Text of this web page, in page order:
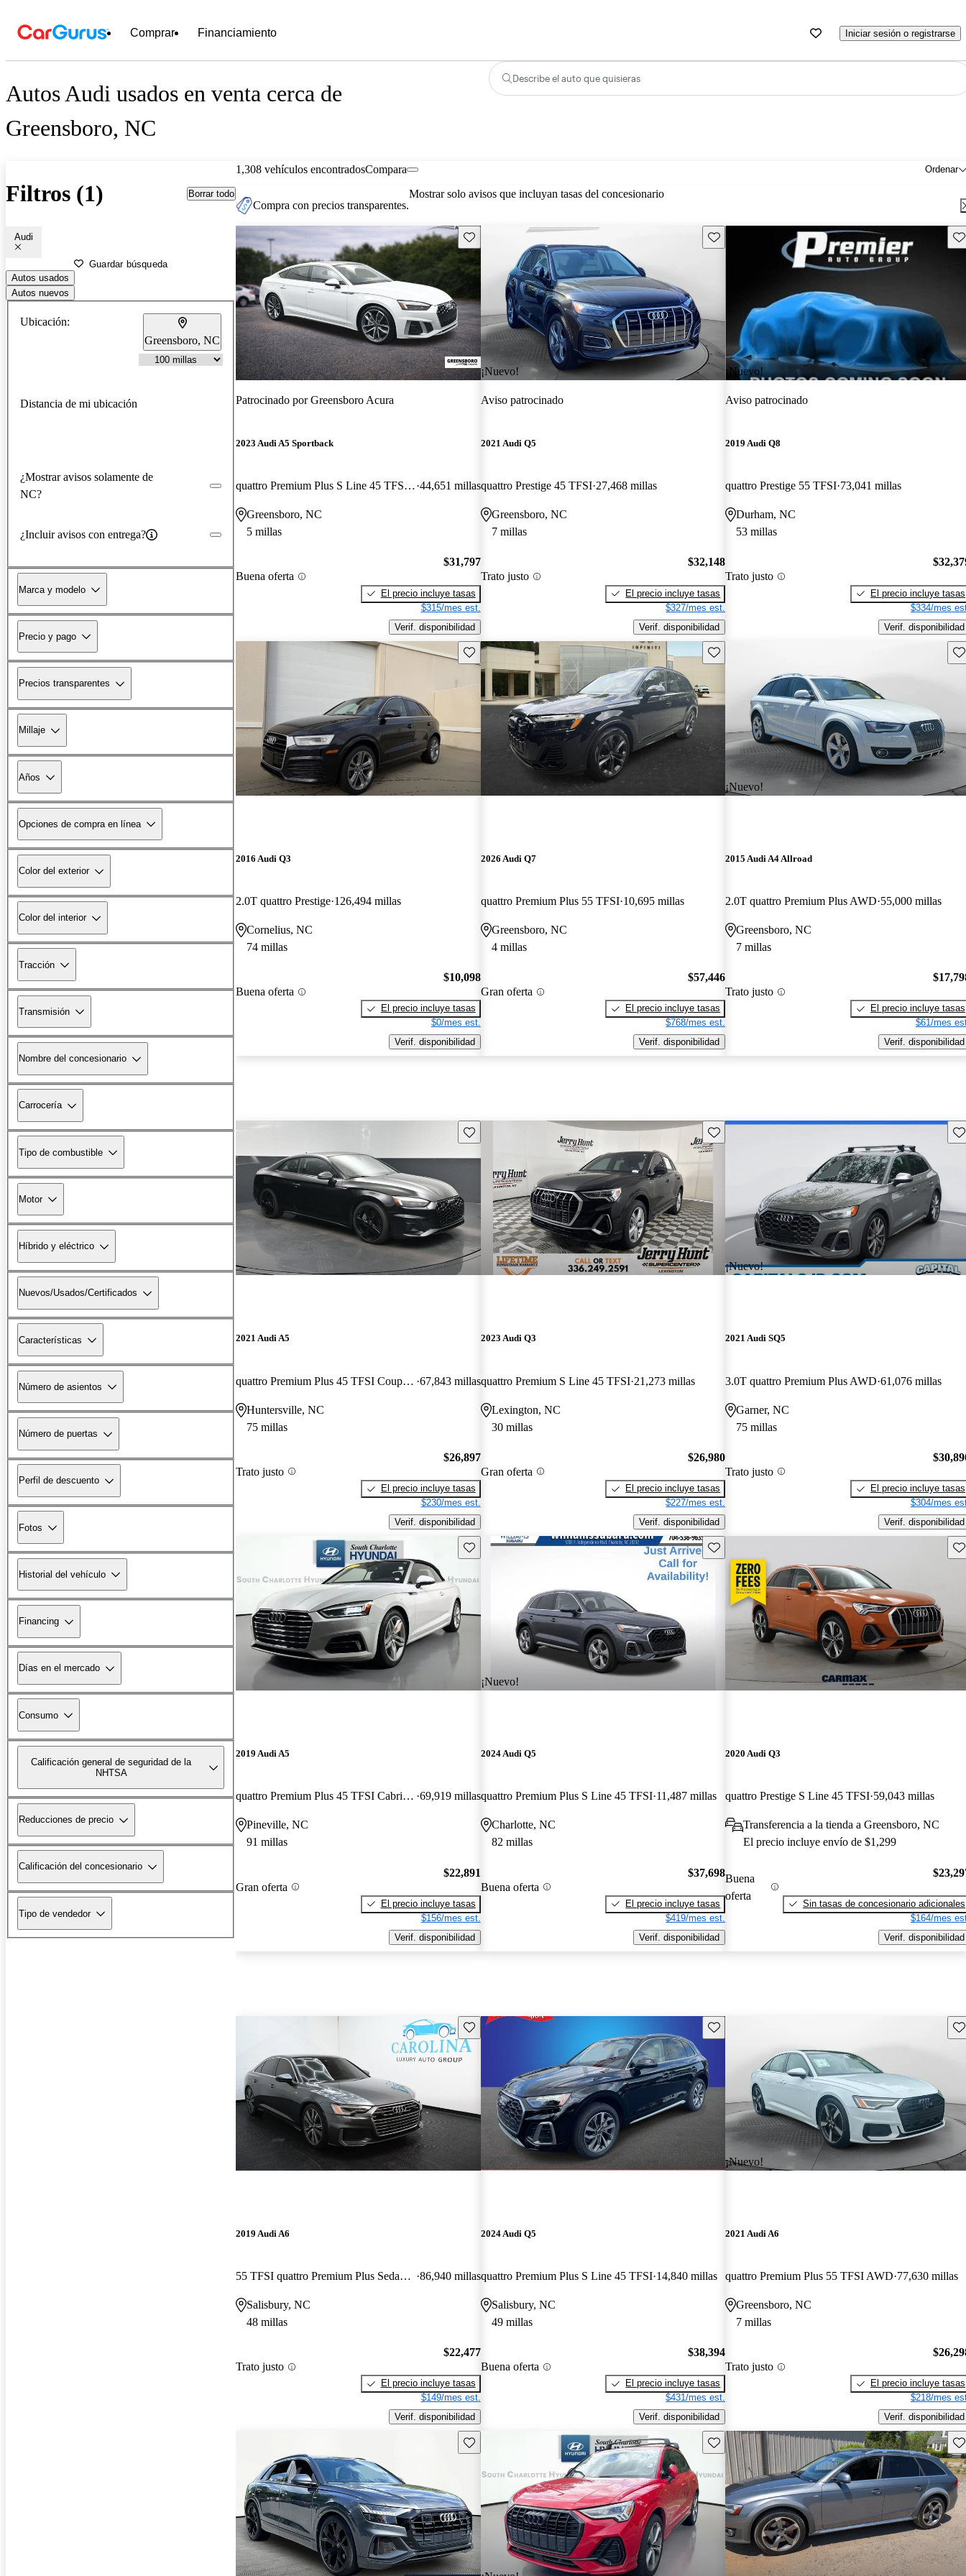
Comprar Financiamiento Iniciar sesión o registrarse
Autos Audi usados en venta cerca de
Greensboro, NC
Describe el auto que quisieras
Filtros (1) Borrar todo
Audi
Guardar búsqueda
Autos usados
Autos nuevos
Ubicación:
Greensboro, NC
Distancia de mi ubicación
¿Mostrar avisos solamente de
NC?
¿Incluir avisos con entrega?
Marca y modelo
Precio y pago
Precios transparentes
Millaje
Años
Opciones de compra en línea
Color del exterior
Color del interior
Tracción
Transmisión
Nombre del concesionario
Carrocería
Tipo de combustible
Motor
Híbrido y eléctrico
Nuevos/Usados/Certificados
Características
Número de asientos
Número de puertas
Perfil de descuento
Fotos
Historial del vehículo
Financing
Días en el mercado
Consumo
Calificación general de seguridad de la
NHTSA
Reducciones de precio
Calificación del concesionario
Tipo de vendedor
1,308 vehículos encontrados Ordenar
Compara
Compra con precios transparentes.
Mostrar solo avisos que incluyan tasas del concesionario
Guarda este Aviso
Patrocinado porGreensboro Acura
2023 Audi A5 Sportback
quattro Premium Plus S Line 45 TFSI AWD 44,651 millas
Greensboro, NC
5 millas
Buena oferta
$31,797
El precio incluye tasas
$315/mes est.
Verif. disponibilidad
¡Nuevo!
Guarda este Aviso
Aviso patrocinado
2021 Audi Q5
quattro Prestige 45 TFSI 27,468 millas
Greensboro, NC
7 millas
Trato justo
$32,148
El precio incluye tasas
$327/mes est.
Verif. disponibilidad
¡Nuevo!
Aviso patrocinado
2019 Audi Q8
quattro Prestige 55 TFSI 73,041 millas
Durham, NC
53 millas
Trato justo
El precio incluye tasas
$334/mes
Verif. disponibilidad
Guarda este Aviso
2016 Audi Q3
2.0T quattro Prestige 126,494 millas
Cornelius, NC
74 millas
Buena oferta
$10,098
El precio incluye tasas
$0/mes est.
Verif. disponibilidad
Guarda este Aviso
2026 Audi Q7
quattro Premium Plus 55 TFSI 10,695 millas
Greensboro, NC
4 millas
Gran oferta
$57,446
El precio incluye tasas
$768/mes est.
Verif. disponibilidad
¡Nuevo!
2015 Audi A4 Allroad
2.0T quattro Premium Plus AWD 55,000 millas
Greensboro, NC
7 millas
Trato justo
El precio incluye tasas
$61/mes
Verif. disponibilidad
Guarda este Aviso
2021 Audi A5
quattro Premium Plus 45 TFSI Coupe AWD 67,843 millas
Huntersville, NC
75 millas
Trato justo
$26,897
El precio incluye tasas
$230/mes est.
Verif. disponibilidad
Guarda este Aviso
2023 Audi Q3
quattro Premium S Line 45 TFSI 21,273 millas
Lexington, NC
30 millas
Gran oferta
$26,980
El precio incluye tasas
$227/mes est.
Verif. disponibilidad
¡Nuevo!
2021 Audi SQ5
3.0T quattro Premium Plus AWD 61,076 millas
Garner, NC
75 millas
Trato justo
El precio incluye tasas
$304/mes
Verif. disponibilidad
Guarda este Aviso
2019 Audi A5
quattro Premium Plus 45 TFSI Cabriolet 69,919 millas
Pineville, NC
91 millas
Gran oferta
$22,891
El precio incluye tasas
$156/mes est.
Verif. disponibilidad
¡Nuevo!
Guarda este Aviso
2024 Audi Q5
quattro Premium Plus S Line 45 TFSI 11,487 millas
Charlotte, NC
82 millas
Buena oferta
$37,698
El precio incluye tasas
$419/mes est.
Verif. disponibilidad
2020 Audi Q3
quattro Prestige S Line 45 TFSI 59,043 millas
Transferencia a la tienda a Greensboro, NC
El precio incluye envío de $1,299
Buena
oferta
Sin tasas de concesionario adicionales
$164/mes
Verif. disponibilidad
Guarda este Aviso
2019 Audi A6
55 TFSI quattro Premium Plus Sedan AWD 86,940 millas
Salisbury, NC
48 millas
Trato justo
$22,477
El precio incluye tasas
$149/mes est.
Verif. disponibilidad
Guarda este Aviso
2024 Audi Q5
quattro Premium Plus S Line 45 TFSI 14,840 millas
Salisbury, NC
49 millas
Buena oferta
$38,394
El precio incluye tasas
$431/mes est.
Verif. disponibilidad
¡Nuevo!
2021 Audi A6
quattro Premium Plus 55 TFSI AWD 77,630 millas
Greensboro, NC
7 millas
Trato justo
El precio incluye tasas
$218/mes
Verif. disponibilidad
Guarda este Aviso Guarda este Aviso